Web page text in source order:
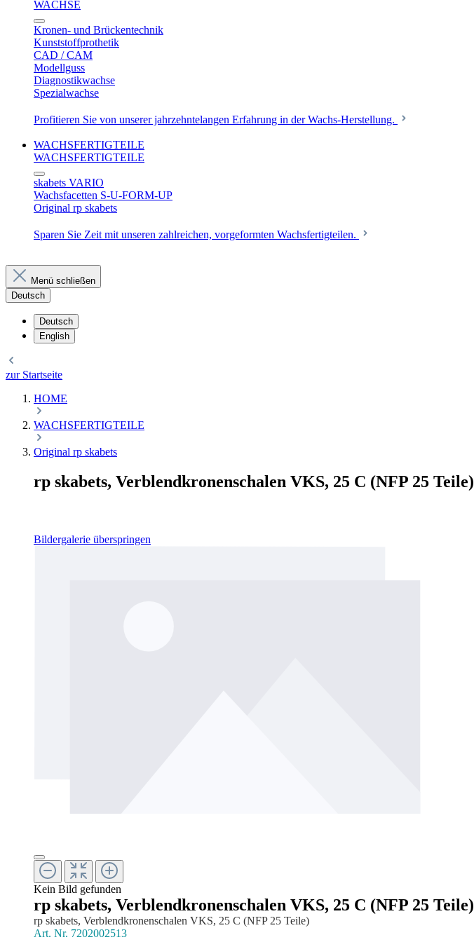
WACHSE
Kronen- und Brückentechnik
Kunststoffprothetik
CAD / CAM
Modellguss
Diagnostikwachse
Spezialwachse
Profitieren Sie von unserer jahrzehntelangen Erfahrung in der Wachs-Herstellung.
WACHSFERTIGTEILE
WACHSFERTIGTEILE
skabets VARIO
Wachsfacetten S-U-FORM-UP
Original rp skabets
Sparen Sie Zeit mit unseren zahlreichen, vorgeformten Wachsfertigteilen.
Menü schließen
Deutsch
Deutsch
English
zur Startseite
HOME
WACHSFERTIGTEILE
Original rp skabets
rp skabets, Verblendkronenschalen VKS, 25 C (NFP 25 Teile)
Bildergalerie überspringen
Kein Bild gefunden
rp skabets, Verblendkronenschalen VKS, 25 C (NFP 25 Teile)
rp skabets, Verblendkronenschalen VKS, 25 C (NFP 25 Teile)
Art. Nr. 7202002513